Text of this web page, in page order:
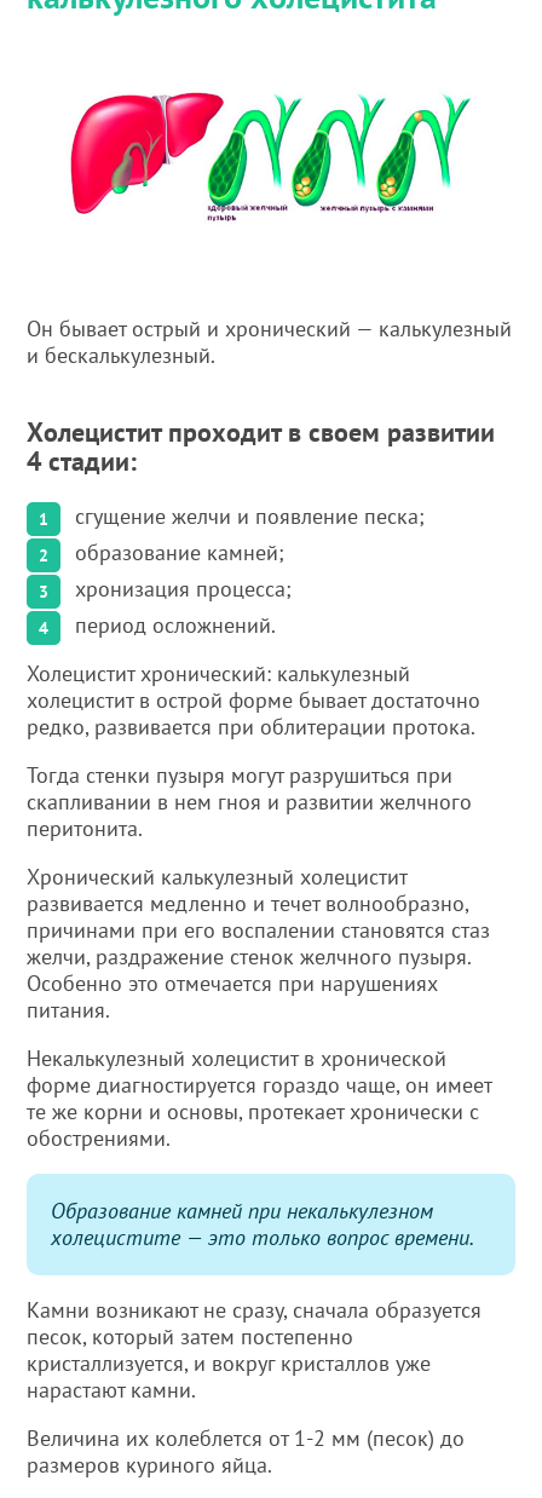
Он бывает острый и хронический — калькулезный
и бескалькулезный.
Холецистит проходит в своем развитии
4 стадии:
сгущение желчи и появление песка;
образование камней;
хронизация процесса;
период осложнений.
Холецистит хронический: калькулезный
холецистит в острой форме бывает достаточно
редко, развивается при облитерации протока.
Тогда стенки пузыря могут разрушиться при
скапливании в нем гноя и развитии желчного
перитонита.
Хронический калькулезный холецистит
развивается медленно и течет волнообразно,
причинами при его воспалении становятся стаз
желчи, раздражение стенок желчного пузыря.
Особенно это отмечается при нарушениях
питания.
Некалькулезный холецистит в хронической
форме диагностируется гораздо чаще, он имеет
те же корни и основы, протекает хронически с
обострениями.
Образование камней при некалькулезном
холецистите — это только вопрос времени.
Камни возникают не сразу, сначала образуется
песок, который затем постепенно
кристаллизуется, и вокруг кристаллов уже
нарастают камни.
Величина их колеблется от 1-2 мм (песок) до
размеров куриного яйца.